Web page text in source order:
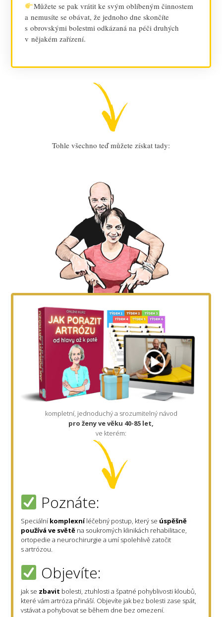
Můžete se pak vrátit ke svým oblíbeným činnostem
a nemusíte se obávat, že jednoho dne skončíte
s obrovskými bolestmi odkázaná na péči druhých
v nějakém zařízení.
Tohle všechno teď můžete získat tady:
kompletní, jednoduchý a srozumitelný návod
pro ženy ve věku 40-85 let,
ve kterém:
Poznáte:
Speciálníkomplexníléčebný postup, který se úspěšně
používá ve světě na soukromých klinikách rehabilitace,
ortopedie a neurochirurgie a umí spolehlivě zatočit
s artrózou.
Objevíte:
jak se zbavit bolesti, ztuhlosti a špatné pohyblivosti kloubů,
které vám artróza přináší. Objevíte jak bez bolesti zase spát,
vstávat a pohybovat se během dne bez omezení.